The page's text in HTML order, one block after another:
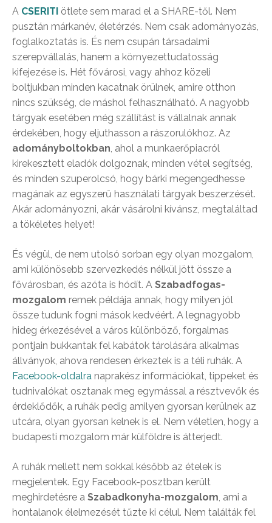
A CSERITI ötlete sem marad el a SHARE-től. Nem
pusztán márkanév, életérzés. Nem csak adományozás,
foglalkoztatás is. És nem csupán társadalmi
szerepvállalás, hanem a környezettudatosság
kifejezése is. Hét fővárosi, vagy ahhoz közeli
boltjukban minden kacatnak örülnek, amire otthon
nincs szükség, de máshol felhasználható. A nagyobb
tárgyak esetében még szállítást is vállalnak annak
érdekében, hogy eljuthasson a rászorulókhoz. Az
adományboltokban, ahol a munkaerőpiacról
kirekesztett eladók dolgoznak, minden vétel segítség,
és minden szuperolcsó, hogy bárki megengedhesse
magának az egyszerű használati tárgyak beszerzését.
Akár adományozni, akár vásárolni kívánsz, megtaláltad
a tökéletes helyet!
És végül, de nem utolsó sorban egy olyan mozgalom,
ami különösebb szervezkedés nélkül jött össze a
fővárosban, és azóta is hódít. A Szabadfogas-
mozgalom remek példája annak, hogy milyen jól
össze tudunk fogni mások kedvéért. A legnagyobb
hideg érkezésével a város különböző, forgalmas
pontjain bukkantak fel kabátok tárolására alkalmas
állványok, ahova rendesen érkeztek is a téli ruhák. A
Facebook-oldalra naprakész információkat, tippeket és
tudnivalókat osztanak meg egymással a résztvevők és
érdeklődők, a ruhák pedig amilyen gyorsan kerülnek az
utcára, olyan gyorsan kelnek is el. Nem véletlen, hogy a
budapesti mozgalom már külföldre is átterjedt.
A ruhák mellett nem sokkal később az ételek is
megjelentek. Egy Facebook-posztban került
meghirdetésre a Szabadkonyha-mozgalom, ami a
hontalanok élelmezését tűzte ki célul. Nem találták fel